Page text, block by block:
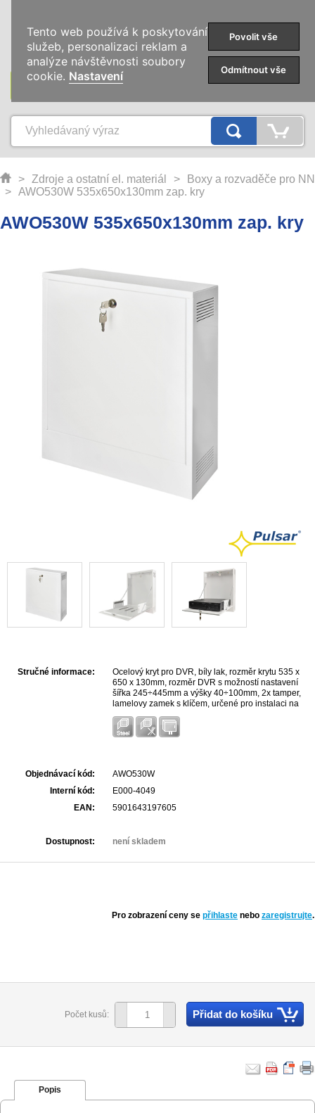
KATEGORIE
> Zdroje a ostatní el. materiál >
Boxy a rozvaděče pro NN
> AWO530W 535x650x130mm zap. kry
AWO530W 535x650x130mm zap. kry
Stručné informace:
Ocelový kryt pro DVR, bíly lak, rozměr krytu 535 x
650 x 130mm, rozměr DVR s možností nastavení
šířka 245÷445mm a výšky 40÷100mm, 2x tamper,
lamelovy zamek s klíčem, určené pro instalaci na
zeď. Možnost doplnit o dva větráky s termostatem
typ ARAW45.
Objednávací kód:
AWO530W
Interní kód:
E000-4049
EAN:
5901643197605
Dostupnost: není skladem
Pro zobrazení ceny se přihlaste nebo zaregistrujte.
Počet kusů: Přidat do košíku
Popis
Tento web používá k poskytování
služeb, personalizaci reklam a
analýze návštěvnosti soubory
cookie. Nastavení
Povolit vše
Odmítnout vše